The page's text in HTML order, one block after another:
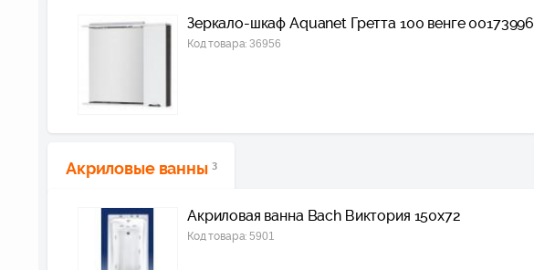
Зеркало-шкаф Aquanet Гретта 100 венге 00173996
Код товара:36956
Акриловые ванны 3
Акриловая ванна Bach Виктория 150х72
Код товара:5901